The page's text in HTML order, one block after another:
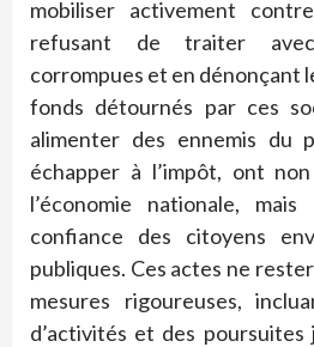
mobiliser activement
refusant de traiter
corrompues et en dénonçant
fonds détournés par ces
alimenter des ennemis du
échapper à l’impôt, ont
l’économie nationale,
confiance des citoyens
publiques. Ces actes ne
mesures rigoureuses,
d’activités et des poursuites